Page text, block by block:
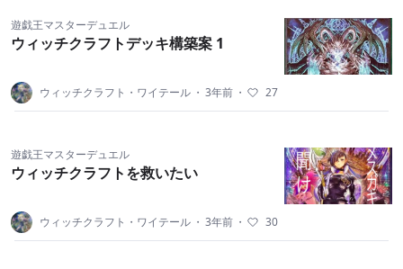
遊戯王マスターデュエル
ウィッチクラフトデッキ構築案 1
ウィッチクラフト・ワイテール ・ 3年前 ・ 27
遊戯王マスターデュエル
ウィッチクラフトを救いたい
ウィッチクラフト・ワイテール ・ 3年前 ・ 30